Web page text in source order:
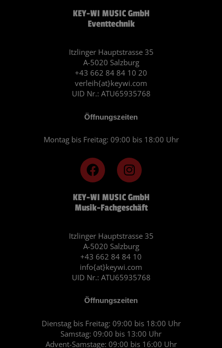
KEY-WI MUSIC GmbH
Musik-Fachgeschäft
Itzlinger Hauptstrasse 35
A-5020 Salzburg
+43 662 84 84 10
info{at}keywi.com
UID Nr.: ATU65935768
Öffnungszeiten
Dienstag bis Freitag: 09:00 bis 18:00 Uhr
Samstag: 09:00 bis 13:00 Uhr
Advent-Samstage: 09:00 bis 16:00 Uhr
F
a
c
e
b
o
k
I
n
s
t
a
r
a
m
KEY-WI MUSIC GmbH
Eventtechnik
Itzlinger Hauptstrasse 35
A-5020 Salzburg
+43 662 84 84 10 20
verleih{at}keywi.com
UID Nr.: ATU65935768
Öffnungszeiten
Montag bis Freitag: 09:00 bis 18:00 Uhr